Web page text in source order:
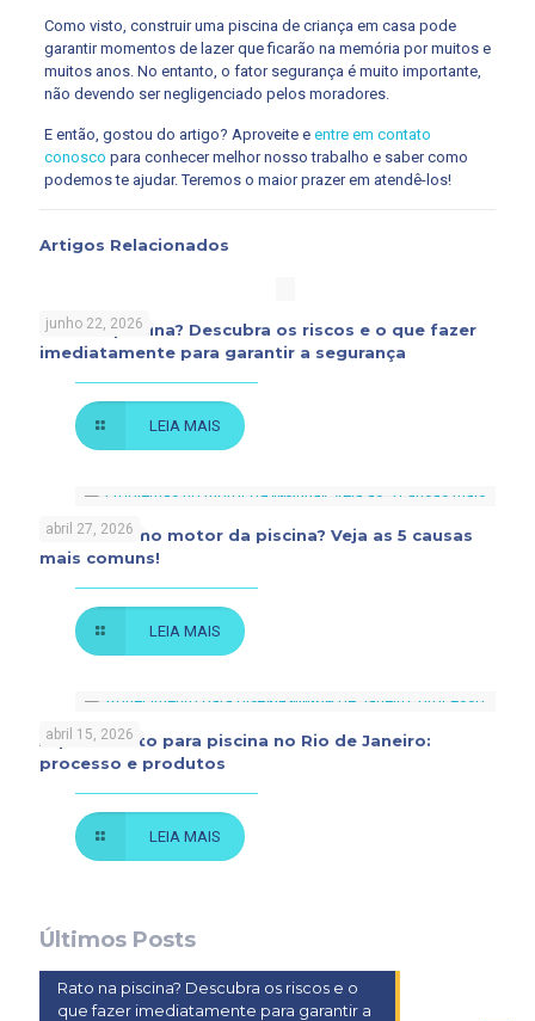
Como visto, construir uma piscina de criança em casa pode
garantir momentos de lazer que ficarão na memória por muitos e
muitos anos. No entanto, o fator segurança é muito importante,
não devendo ser negligenciado pelos moradores.
E então, gostou do artigo? Aproveite e entre em contato
conosco para conhecer melhor nosso trabalho e saber como
podemos te ajudar. Teremos o maior prazer em atendê-los!
Artigos Relacionados
junho 22, 2026
Rato na piscina? Descubra os riscos e o que fazer
imediatamente para garantir a segurança
LEIA MAIS
abril 27, 2026
Problemas no motor da piscina? Veja as 5 causas
mais comuns!
LEIA MAIS
abril 15, 2026
Aquecimento para piscina no Rio de Janeiro:
processo e produtos
LEIA MAIS
Últimos Posts
Rato na piscina? Descubra os riscos e o
que fazer imediatamente para garantir a